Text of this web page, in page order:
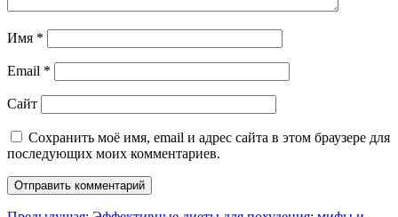
Имя *
Email *
Сайт
Сохранить моё имя, email и адрес сайта в этом браузере для
последующих моих комментариев.